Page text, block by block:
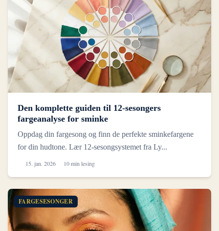
Den komplette guiden til 12-sesongers
fargeanalyse for sminke
Oppdag din fargesong og finn de perfekte sminkefargene
for din hudtone. Lær 12-sesongsystemet fra Ly...
15. jan. 2026 10 min lesing
FARGESESONGER